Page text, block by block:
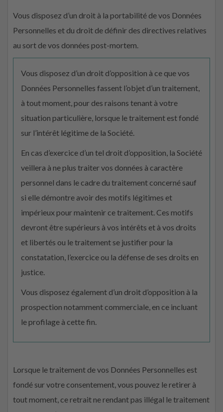
Vous disposez d’un droit à la portabilité de vos Données
Personnelles et du droit de définir des directives relatives
au sort de vos données post-mortem.
Vous disposez d’un droit d’opposition à ce que vos
Données Personnelles fassent l’objet d’un traitement,
à tout moment, pour des raisons tenant à votre
situation particulière, lorsque le traitement est fondé
sur l’intérêt légitime de la Société.
En cas d’exercice d’un tel droit d’opposition, la Société
veillera à ne plus traiter vos données à caractère
personnel dans le cadre du traitement concerné sauf
si elle démontre avoir des motifs légitimes et
impérieux pour maintenir ce traitement. Ces motifs
devront être supérieurs à vos intérêts et à vos droits
et libertés ou le traitement se justifier pour la
constatation, l’exercice ou la défense de ses droits en
justice.
Vous disposez également d’un droit d’opposition à la
prospection notamment commerciale, en ce incluant
le profilage à cette fin.
Lorsque le traitement de vos Données Personnelles est
fondé sur votre consentement, vous pouvez le retirer à
tout moment, ce retrait ne rendant pas illégal le traitement